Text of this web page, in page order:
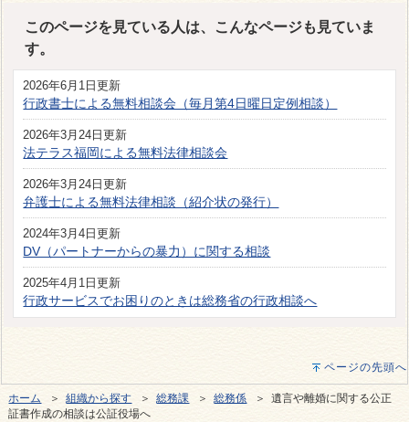
このページを見ている人は、こんなページも見ていま
す。
2026年6月1日更新
行政書士による無料相談会（毎月第4日曜日定例相談）
2026年3月24日更新
法テラス福岡による無料法律相談会
2026年3月24日更新
弁護士による無料法律相談（紹介状の発行）
2024年3月4日更新
DV（パートナーからの暴力）に関する相談
2025年4月1日更新
行政サービスでお困りのときは総務省の行政相談へ
ページの先頭へ
ホーム ＞組織から探す ＞総務課 ＞総務係 ＞ 遺言や離婚に関する公正
証書作成の相談は公証役場へ